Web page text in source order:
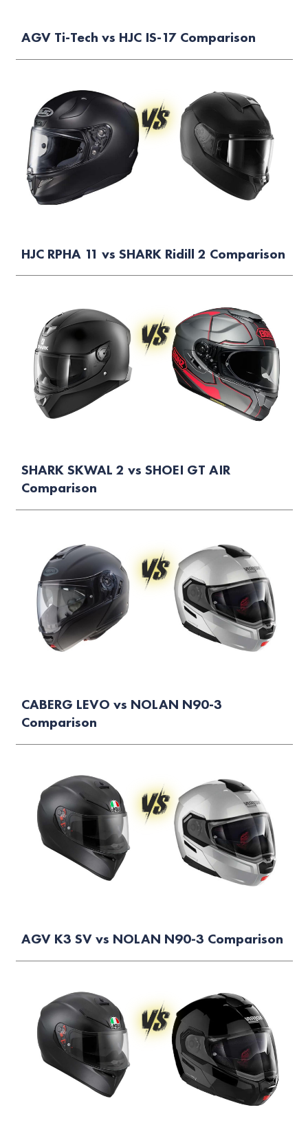
AGV Ti-Tech vs HJC IS-17 Comparison
HJC RPHA 11 vs SHARK Ridill 2 Comparison
SHARK SKWAL 2 vs SHOEI GT AIR
Comparison
CABERG LEVO vs NOLAN N90-3
Comparison
AGV K3 SV vs NOLAN N90-3 Comparison